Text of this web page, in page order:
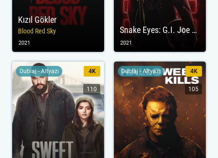
Kızıl Gökler
Blood Red Sky
2021
Snake Eyes: G.I. Joe Origins
2021
Dublaj - Altyazı 4K
110
Dublaj - Altyazı 4K
105